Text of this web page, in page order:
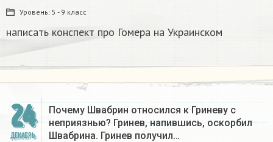
Уровень: 5 - 9 класс
написать конспект про Гомера на Украинском​
24
ДЕКАБРЬ
Почему Швабрин относился к Гриневу с
неприязнью? Гринев, напившись, оскорбил
Швабрина. Гринев получил…